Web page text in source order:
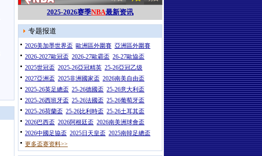
2025-2026赛季NBA最新资讯
专题报道
2026美加墨世界盃 歐洲區外圍賽 亞洲區外圍賽
2026-2027歐冠盃 2026-27歐霸盃 26-27歐協盃
2025世冠盃 2025-26亞冠精英 25-26亞冠乙级
2027亞洲盃 2025非洲國家盃 2026南美自由盃
2025-26英足總盃 25-26德國盃 25-26意大利盃
2025-26西班牙盃 25-26法國盃 25-26葡萄牙盃
2025-26荷蘭盃 25-26比利時盃 25-26土耳其盃
2026巴西盃 2026阿根廷盃 2026南美洲球會盃
2026中國足協盃 2025日天皇盃 2025南韓足總盃
更多盃赛资料>>